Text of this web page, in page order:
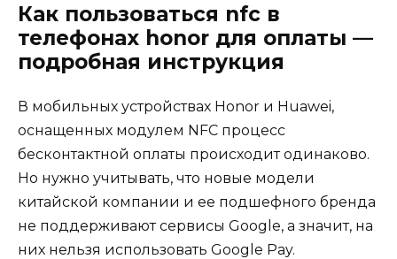
Как пользоваться nfc в
телефонах honor для оплаты —
подробная инструкция
В мобильных устройствах Honor и Huawei,
оснащенных модулем NFC процесс
бесконтактной оплаты происходит одинаково.
Но нужно учитывать, что новые модели
китайской компании и ее подшефного бренда
не поддерживают сервисы Google, а значит, на
них нельзя использовать Google Pay.